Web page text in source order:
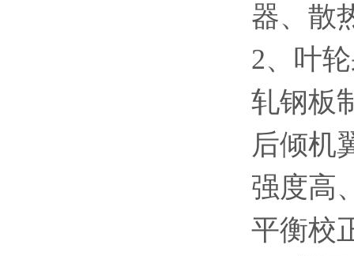
器、散
2、叶
轧钢板
后倾机
强度高
平衡校